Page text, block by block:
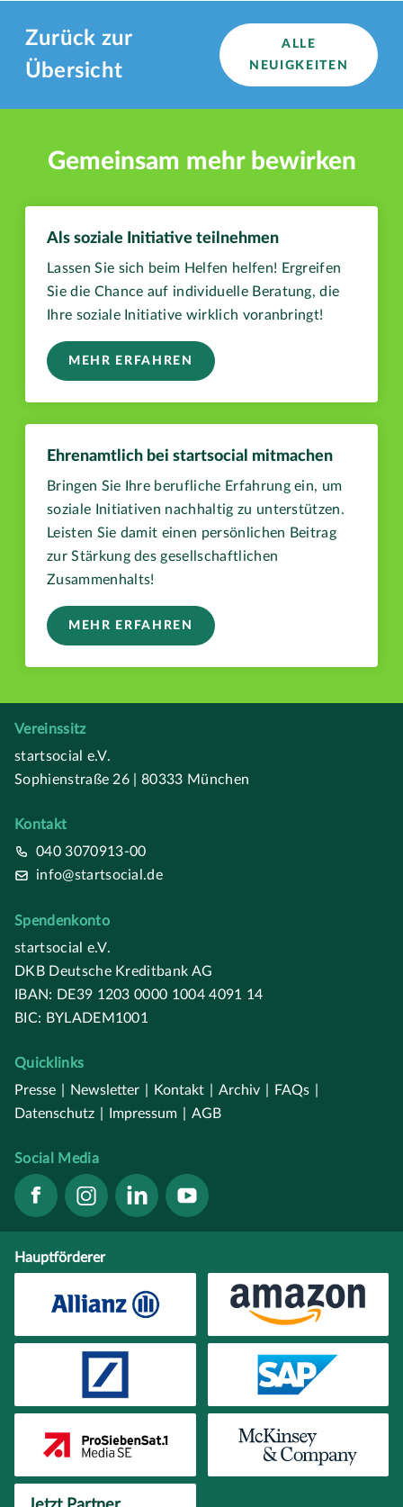
Zurück zur
Übersicht
ALLE
NEUIGKEITEN
Gemeinsam mehr bewirken
Als soziale Initiative teilnehmen
Lassen Sie sich beim Helfen helfen! Ergreifen
Sie die Chance auf individuelle Beratung, die
Ihre soziale Initiative wirklich voranbringt!
MEHR ERFAHREN
Ehrenamtlich bei startsocial mitmachen
Bringen Sie Ihre berufliche Erfahrung ein, um
soziale Initiativen nachhaltig zu unterstützen.
Leisten Sie damit einen persönlichen Beitrag
zur Stärkung des gesellschaftlichen
Zusammenhalts!
MEHR ERFAHREN
Vereinssitz
startsocial e.V.
Sophienstraße 26 | 80333 München
Kontakt
040 3070913-00
info@startsocial.de
Spendenkonto
startsocial e.V.
DKB Deutsche Kreditbank AG
IBAN: DE39 1203 0000 1004 4091 14
BIC: BYLADEM1001
Quicklinks
Presse
Newsletter Kontakt Archiv FAQs
Datenschutz
Impressum AGB
Social Media
Hauptförderer